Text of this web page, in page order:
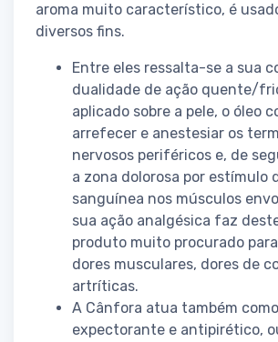
aroma muito característico, é
diversos fins.
Entre eles ressalta-se a sua
dualidade de ação quente/
aplicado sobre a pele, o óleo
arrefecer e anestesiar os
nervosos periféricos e, de
a zona dolorosa por estímulo
sanguínea nos músculos
sua ação analgésica faz
produto muito procurado
dores musculares, dores de
artríticas.
A Cânfora atua também como
expectorante e antipirético,